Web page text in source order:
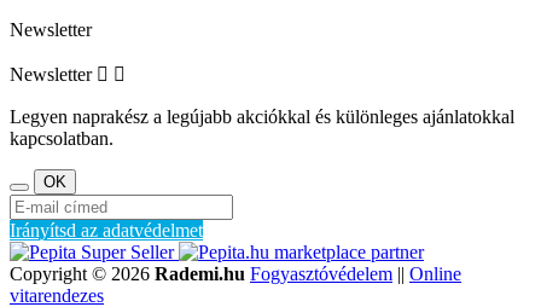
Newsletter
Newsletter  
Legyen naprakész a legújabb akciókkal és különleges ajánlatokkal
kapcsolatban.
Irányítsd az adatvédelmet
marketplace partner
Copyright © 2026 Rademi.hu Fogyasztóvédelem || Online
vitarendezes